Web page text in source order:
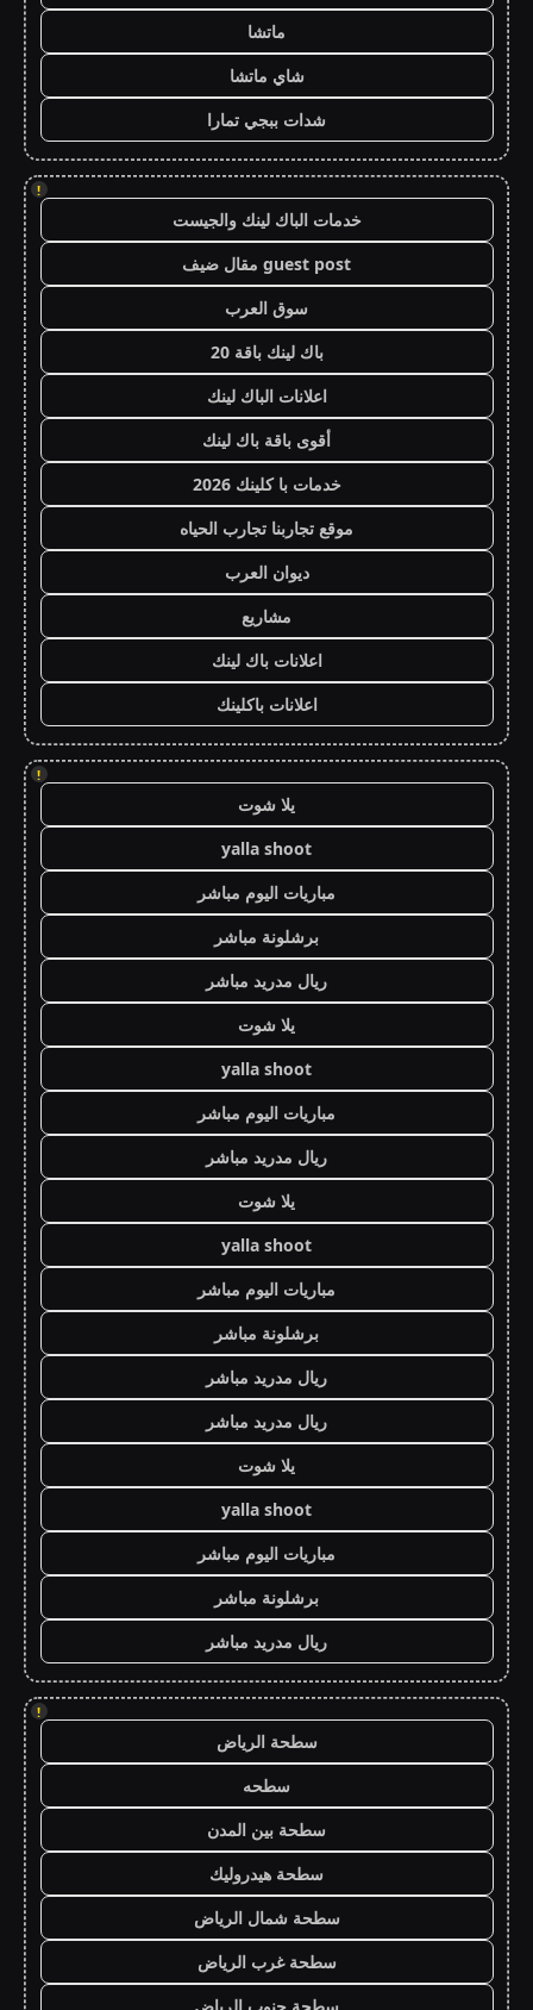
ماتشا
شاي ماتشا
شدات ببجي تمارا
!
خدمات الباك لينك والجيست
guest post مقال ضيف
سوق العرب
باك لينك باقة 20
اعلانات الباك لينك
أقوى باقة باك لينك
خدمات با كلينك 2026
موقع تجاربنا تجارب الحياه
ديوان العرب
مشاريع
اعلانات باك لينك
اعلانات باكلينك
!
يلا شوت
yalla shoot
مباريات اليوم مباشر
برشلونة مباشر
ريال مدريد مباشر
يلا شوت
yalla shoot
مباريات اليوم مباشر
ريال مدريد مباشر
يلا شوت
yalla shoot
مباريات اليوم مباشر
برشلونة مباشر
ريال مدريد مباشر
ريال مدريد مباشر
يلا شوت
yalla shoot
مباريات اليوم مباشر
برشلونة مباشر
ريال مدريد مباشر
!
سطحة الرياض
سطحه
سطحة بين المدن
سطحة هيدروليك
سطحة شمال الرياض
سطحة غرب الرياض